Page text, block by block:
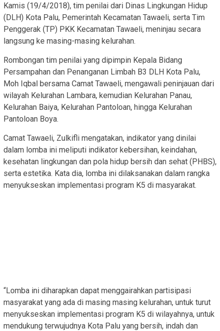
Kamis (19/4/2018), tim penilai dari Dinas Lingkungan Hidup
(DLH) Kota Palu, Pemerintah Kecamatan Tawaeli, serta Tim
Penggerak (TP) PKK Kecamatan Tawaeli, meninjau secara
langsung ke masing-masing kelurahan.
Rombongan tim penilai yang dipimpin Kepala Bidang
Persampahan dan Penanganan Limbah B3 DLH Kota Palu,
Moh Iqbal bersama Camat Tawaeli, mengawali peninjauan dari
wilayah Kelurahan Lambara, kemudian Kelurahan Panau,
Kelurahan Baiya, Kelurahan Pantoloan, hingga Kelurahan
Pantoloan Boya.
Camat Tawaeli, Zulkifli mengatakan, indikator yang dinilai
dalam lomba ini meliputi indikator kebersihan, keindahan,
kesehatan lingkungan dan pola hidup bersih dan sehat (PHBS),
serta estetika. Kata dia, lomba ini dilaksanakan dalam rangka
menyukseskan implementasi program K5 di masyarakat.
“Lomba ini diharapkan dapat menggairahkan partisipasi
masyarakat yang ada di masing masing kelurahan, untuk turut
menyukseskan implementasi program K5 di wilayahnya, untuk
mendukung terwujudnya Kota Palu yang bersih, indah dan